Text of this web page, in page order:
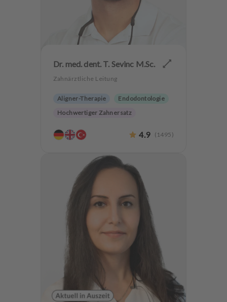
Dr. med. dent. T. Sevinc M.Sc.
Zahnärztliche Leitung
Aligner-Therapie
Endodontologie
Hochwertiger Zahnersatz
4.9 ( 1495 )